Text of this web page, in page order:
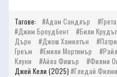
Тагове: Адам Сандлър
Джим Броудбент
Били Крудъп
Дърн
Джош Хамилтън
Греъм
Емили Мортимър
Клуни
Айла Фишър Филми
Джей Кели (2025) Гледай